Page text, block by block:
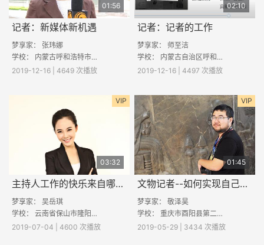
01:56
记者：新媒体新机遇
梦享家： 张玮娜
学校： 内蒙古呼和浩特市第六中学
2019-12-16 | 4649 次播放
02:10
记者：记者的工作
梦享家： 师至洁
学校： 内蒙古自治区呼和浩特市第二十六中学
2019-12-16 | 4497 次播放
VIP
03:32
主持人工作的快乐来自哪里呢？
梦享家： 吴岳琪
学校： 云南省保山市隆阳区老营中学
2019-07-04 | 4600 次播放
VIP
01:45
文物记者--如何实现自己的考古梦想
梦享家： 敬泽昊
学校： 重庆市酉阳县第二中学
2019-05-29 | 3434 次播放